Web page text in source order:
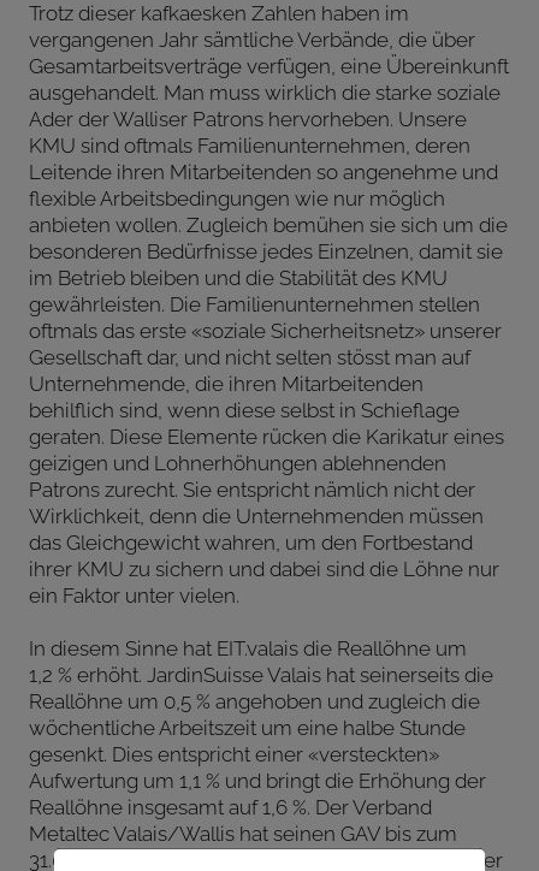
Trotz dieser kafkaesken Zahlen haben im
vergangenen Jahr sämtliche Verbände, die über
Gesamtarbeitsverträge verfügen, eine Übereinkunft
ausgehandelt. Man muss wirklich die starke soziale
Ader der Walliser Patrons hervorheben. Unsere
KMU sind oftmals Familienunternehmen, deren
Leitende ihren Mitarbeitenden so angenehme und
flexible Arbeitsbedingungen wie nur möglich
anbieten wollen. Zugleich bemühen sie sich um die
besonderen Bedürfnisse jedes Einzelnen, damit sie
im Betrieb bleiben und die Stabilität des KMU
gewährleisten. Die Familienunternehmen stellen
oftmals das erste «soziale Sicherheitsnetz» unserer
Gesellschaft dar, und nicht selten stösst man auf
Unternehmende, die ihren Mitarbeitenden
behilflich sind, wenn diese selbst in Schieflage
geraten. Diese Elemente rücken die Karikatur eines
geizigen und Lohnerhöhungen ablehnenden
Patrons zurecht. Sie entspricht nämlich nicht der
Wirklichkeit, denn die Unternehmenden müssen
das Gleichgewicht wahren, um den Fortbestand
ihrer KMU zu sichern und dabei sind die Löhne nur
ein Faktor unter vielen.
In diesem Sinne hat EIT.valais die Reallöhne um
1,2 % erhöht. JardinSuisse Valais hat seinerseits die
Reallöhne um 0,5 % angehoben und zugleich die
wöchentliche Arbeitszeit um eine halbe Stunde
gesenkt. Dies entspricht einer «versteckten»
Aufwertung um 1,1 % und bringt die Erhöhung der
Reallöhne insgesamt auf 1,6 %. Der Verband
Metaltec Valais/Wallis hat seinen GAV bis zum
31.05.2030 erneuert, zugleich alle Mindestlöhne der